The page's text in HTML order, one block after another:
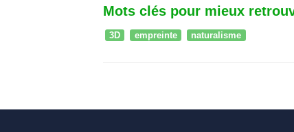
Mots clés pour mieux
3D empreinte naturalisme